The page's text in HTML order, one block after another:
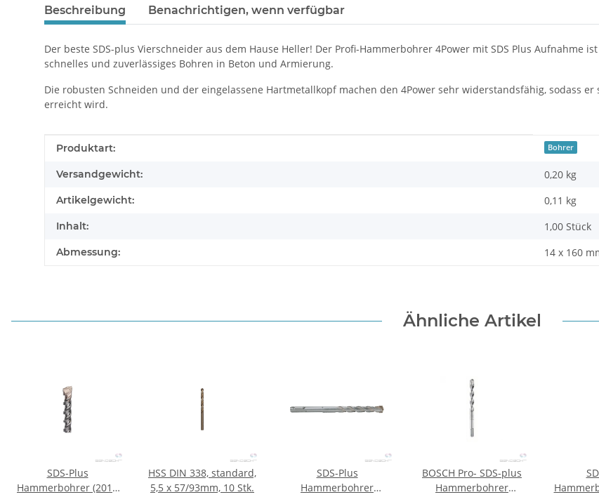
Beschreibung Benachrichtigen, wenn verfügbar
Der beste SDS-plus Vierschneider aus dem Hause Heller! Der Profi-Hammerbohrer 4Power mit SDS Plus
schnelles und zuverlässiges Bohren in Beton und Armierung.
Die robusten Schneiden und der eingelassene Hartmetallkopf machen den 4Power sehr widerstandsfähig, sodass
erreicht wird.
Produkteigenschaft
Wert
Produktart: Bohrer
Versandgewicht: 0,20 kg
Artikelgewicht: 0,11 kg
Inhalt: 1,00 Stück
Abmessung: 14 x 160
Ähnliche Artikel
SDS-Plus
Hammerbohrer (2018
HSS DIN 338, standard,
5,5 x 57/93mm, 10 Stk.
SDS-Plus
Hammerbohrer
BOSCH Pro- SDS-plus
Hammerbohrer